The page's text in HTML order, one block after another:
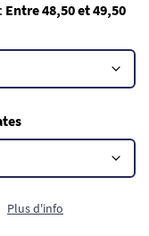
Entre 48,50 et 49,50
Plus d'info